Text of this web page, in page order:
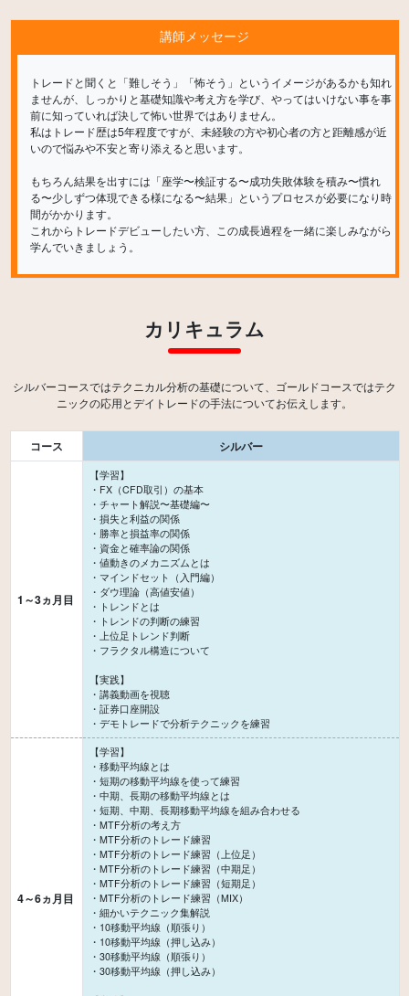
講師メッセージ
トレードと聞くと「難しそう」「怖そう」というイメージがあるかも知れ
ませんが、しっかりと基礎知識や考え方を学び、やってはいけない事を事
前に知っていれば決して怖い世界ではありません。
私はトレード歴は5年程度ですが、未経験の方や初心者の方と距離感が近
いので悩みや不安と寄り添えると思います。
もちろん結果を出すには「座学〜検証する〜成功失敗体験を積み〜慣れ
る〜少しずつ体現できる様になる〜結果」というプロセスが必要になり時
間がかかります。
これからトレードデビューしたい方、この成長過程を一緒に楽しみながら
カリキュラム
シルバーコースではテクニカル分析の基礎について、ゴールドコースではテク
コース シルバー
1～3ヵ月目
【学習】
・FX（CFD取引）の基本
・チャート解説〜基礎編〜
・損失と利益の関係
・勝率と損益率の関係
・資金と確率論の関係
・値動きのメカニズムとは
・マインドセット（入門編）
・ダウ理論（高値安値）
・トレンドとは
・トレンドの判断の練習
・上位足トレンド判断
・フラクタル構造について
【実践】
・講義動画を視聴
・証券口座開設
4～6ヵ月目
【学習】
・移動平均線とは
・短期の移動平均線を使って練習
・中期、長期の移動平均線とは
・短期、中期、長期移動平均線を組み合わせる
・MTF分析の考え方
・MTF分析のトレード練習
・MTF分析のトレード練習（上位足）
・MTF分析のトレード練習（中期足）
・MTF分析のトレード練習（短期足）
・MTF分析のトレード練習（MIX）
・細かいテクニック集解説
・10移動平均線（順張り）
・10移動平均線（押し込み）
・30移動平均線（順張り）
・30移動平均線（押し込み）